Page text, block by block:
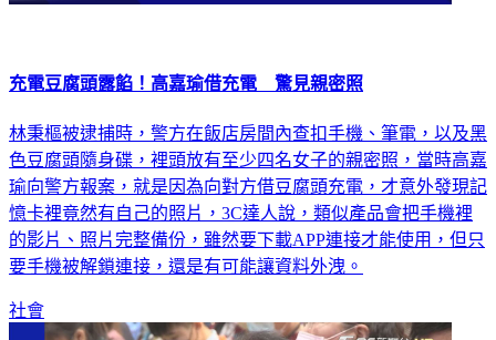
充電豆腐頭露餡！高嘉瑜借充電 驚見親密照
林秉樞被逮捕時，警方在飯店房間內查扣手機、筆電，以及黑
色豆腐頭隨身碟，裡頭放有至少四名女子的親密照，當時高嘉
瑜向警方報案，就是因為向對方借豆腐頭充電，才意外發現記
憶卡裡竟然有自己的照片，3C達人說，類似產品會把手機裡
的影片、照片完整備份，雖然要下載APP連接才能使用，但只
要手機被解鎖連接，還是有可能讓資料外洩。
社會